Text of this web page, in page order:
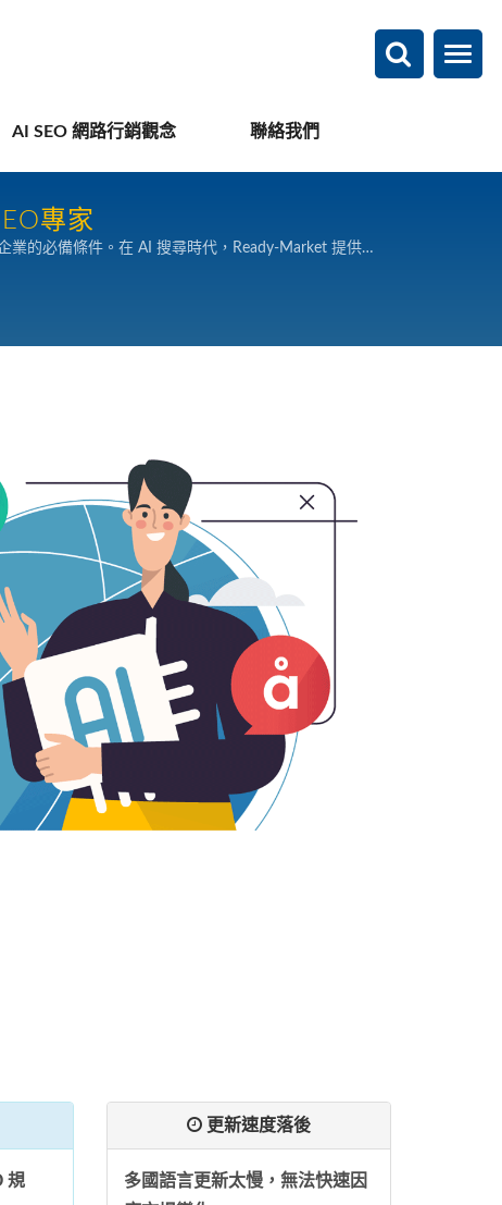
AI SEO 網路行銷觀念 聯絡我們
專家
的必備條件。在 AI 搜尋時代，Ready-Market 提供的
規
更新速度落後
多國語言更新太慢，無法快速因